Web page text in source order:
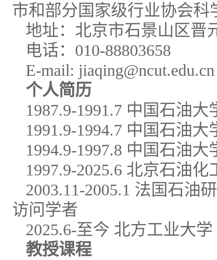
市和部分国家级行业协会
地址：北京市石景山区晋
电话：010-88803658
E-mail: jiaqing@ncut.edu.cn
个人简历
1987.9-1991.7 中国石油
1991.9-1994.7 中国石油
1994.9-1997.8 中国石油
1997.9-2025.6 北京石油
2003.11-2005.1 法国石油
访问学者
2025.6-至今 北方工业大
教授课程